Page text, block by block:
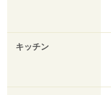
キッチン